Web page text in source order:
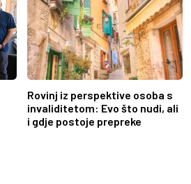
Rovinj iz perspektive osoba s
invaliditetom: Evo što nudi, ali
i gdje postoje prepreke